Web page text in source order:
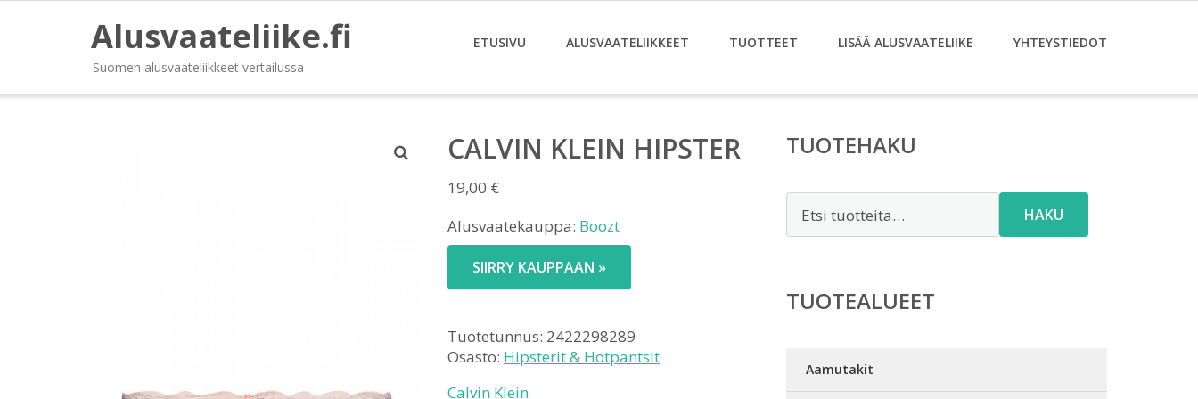
Alusvaateliike.fi
Suomen alusvaateliikkeet vertailussa
ETUSIVU ALUSVAATELIIKKEET TUOTTEET LISÄÄ ALUSVAATELIIKE YHTEYSTIEDOT
CALVIN KLEIN HIPSTER
19,00 €
Alusvaatekauppa: Boozt
SIIRRY KAUPPAAN »
Tuotetunnus: 2422298289
Osasto: Hipsterit & Hotpantsit
Calvin Klein
TUOTEHAKU
HAKU
TUOTEALUEET
Aamutakit